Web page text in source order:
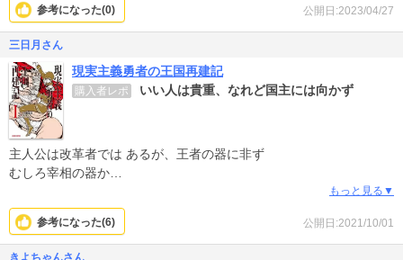
公開日:2023/04/27
参考になった(0)
三日月さん
現実主義勇者の王国再建記
購入者レポ いい人は貴重、なれど国主には向かず
主人公は改革者では あるが、王者の器に非ず
むしろ宰相の器か
名君は極力自身の手を動かさないものだ
もっと見る▼
公開日:2021/10/01
参考になった(6)
きよちゃんさん